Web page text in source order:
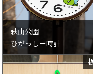
萩山公園
ひがっしー時計